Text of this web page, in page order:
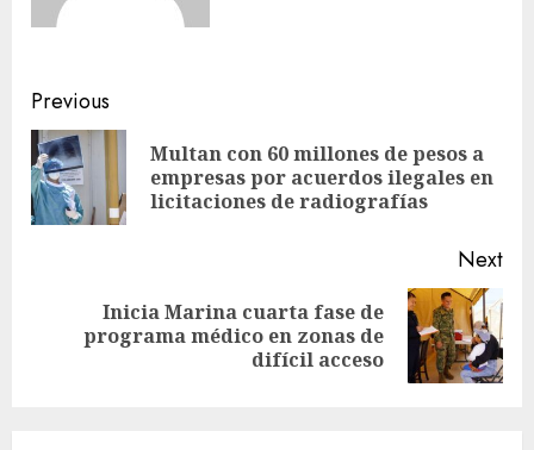
Previous
Multan con 60 millones de pesos a
empresas por acuerdos ilegales en
licitaciones de radiografías
Next
Inicia Marina cuarta fase de
programa médico en zonas de
difícil acceso